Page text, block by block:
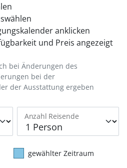
anklicken
und Preis angezeigt
Anzahl Reisende
bei Änderungen des
bei der
der Ausstattung ergeben
gewählter Zeitraum